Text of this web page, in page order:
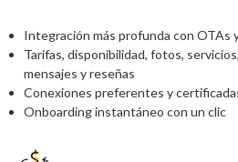
Integración más profunda con OTAs
Tarifas, disponibilidad, fotos,
mensajes y reseñas
Conexiones preferentes y
Onboarding instantáneo con un clic